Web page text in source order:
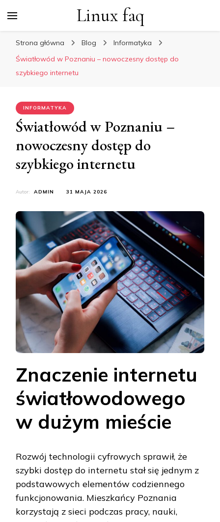
Linux faq
Strona główna Blog
Informatyka
Światłowód w Poznaniu – nowoczesny dostęp do
szybkiego internetu
INFORMATYKA
Światłowód w Poznaniu –
nowoczesny dostęp do
szybkiego internetu
Autor: ADMIN 31 MAJA 2026
Znaczenie internetu
światłowodowego
w dużym mieście
Rozwój technologii cyfrowych sprawił, że
szybki dostęp do internetu stał się jednym z
podstawowych elementów codziennego
funkcjonowania. Mieszkańcy Poznania
korzystają z sieci podczas pracy, nauki,